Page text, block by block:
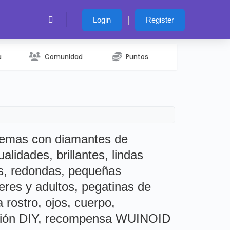
Login | Register
Comunidad Puntos
con diamantes de
brillantes, lindas
redondas, pequeñas
y adultos, pegatinas de
rostro, ojos, cuerpo,
DIY, recompensa WUINOID